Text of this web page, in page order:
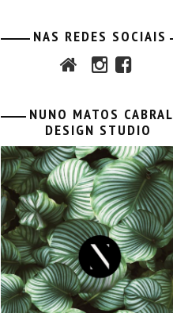
NAS REDES SOCIAIS
NUNO MATOS CABRAL
DESIGN STUDIO